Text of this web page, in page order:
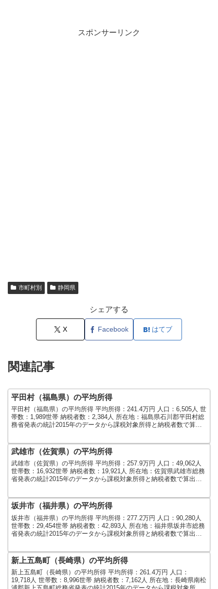
スポンサーリンク
市町村別 静岡県
シェアする
X Facebook はてブ
関連記事
平田村（福島県）の平均所得
平田村（福島県）の平均所得 平均所得：241.4万円 人口：6,505人 世
帯数：1,989世帯 納税者数：2,384人 所在地：福島県石川郡平田村総
務省発表の統計2015年のデータから課税対象所得と納税者数で算出
武雄市（佐賀県）の平均所得
武雄市（佐賀県）の平均所得 平均所得：257.9万円 人口：49,062人
世帯数：16,932世帯 納税者数：19,921人 所在地：佐賀県武雄市総務
省発表の統計2015年のデータから課税対象所得と納税者数で算出し
坂井市（福井県）の平均所得
坂井市（福井県）の平均所得 平均所得：277.2万円 人口：90,280人
世帯数：29,454世帯 納税者数：42,893人 所在地：福井県坂井市総務
省発表の統計2015年のデータから課税対象所得と納税者数で算出し
新上五島町（長崎県）の平均所得
新上五島町（長崎県）の平均所得 平均所得：261.4万円 人口：
19,718人 世帯数：8,996世帯 納税者数：7,162人 所在地：長崎県南松